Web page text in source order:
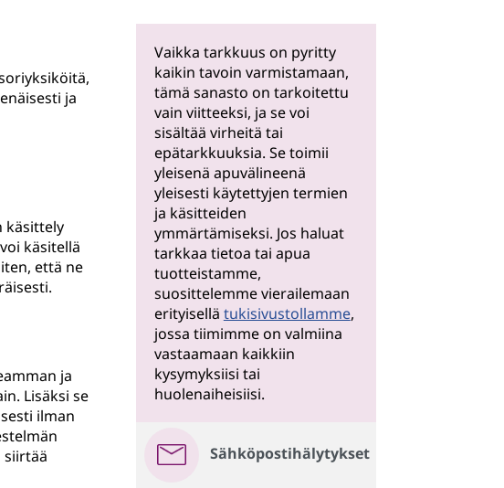
ja
käsittely
käsitellä
että ne
ja
Lisäksi se
ilman
Vaikka tarkkuus on pyritty
kaikin tavoin varmistamaan,
tämä sanasto on tarkoitettu
vain viitteeksi, ja se voi
sisältää virheitä tai
epätarkkuuksia. Se toimii
yleisenä apuvälineenä
yleisesti käytettyjen termien
ja käsitteiden
ymmärtämiseksi. Jos haluat
tarkkaa tietoa tai apua
tuotteistamme,
suosittelemme vierailemaan
erityisellä tukisivustollamme,
jossa tiimimme on valmiina
vastaamaan kaikkiin
kysymyksiisi tai
huolenaiheisiisi.
Sähköpostihälytykset